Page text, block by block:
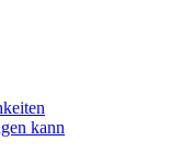
kann